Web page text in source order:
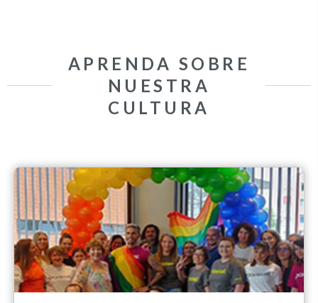
APRENDA SOBRE
NUESTRA
CULTURA